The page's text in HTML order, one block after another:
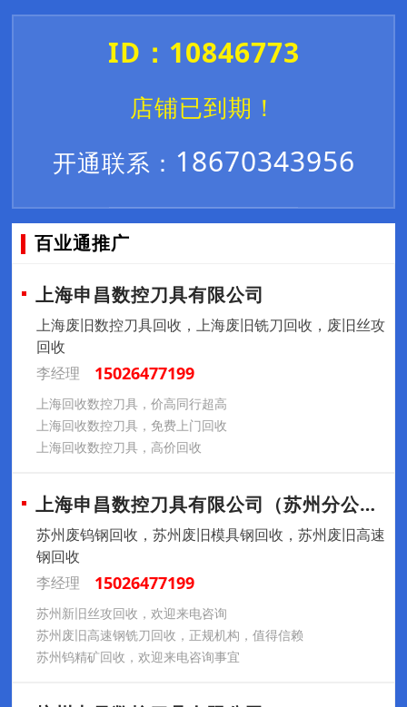
ID：10846773
店铺已到期！
开通联系： 18670343956
百业通推广
上海申昌数控刀具有限公司
上海废旧数控刀具回收，上海废旧铣刀回收，废旧丝攻
回收
李经理
15026477199
上海回收数控刀具，价高同行超高
上海回收数控刀具，免费上门回收
上海回收数控刀具，高价回收
上海申昌数控刀具有限公司（苏州分公司）
苏州废钨钢回收，苏州废旧模具钢回收，苏州废旧高速
钢回收
李经理
15026477199
苏州新旧丝攻回收，欢迎来电咨询
苏州废旧高速钢铣刀回收，正规机构，值得信赖
苏州钨精矿回收，欢迎来电咨询事宜